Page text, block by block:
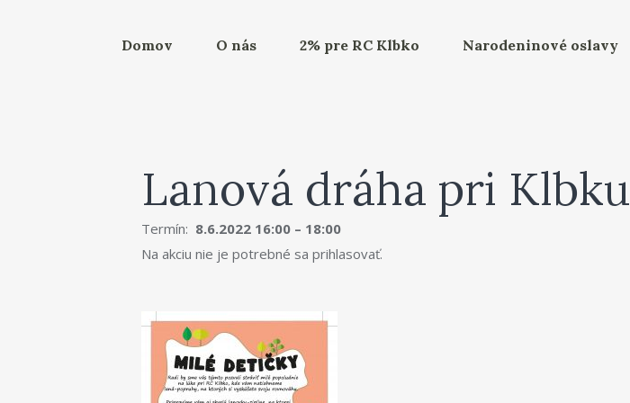
Domov O nás 2% pre RC Klbko Narodeninové oslavy
Lanová dráha pri Klbku
Termín: 8.6.2022 16:00 – 18:00
Na akciu nie je potrebné sa prihlasovať.